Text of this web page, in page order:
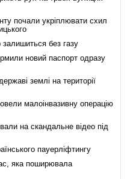
почали укріплювати схил
без газу
новий паспорт одразу
землі на території
малоінвазивну операцію
на скандальне відео під
пауерліфтингу
яка поширювала